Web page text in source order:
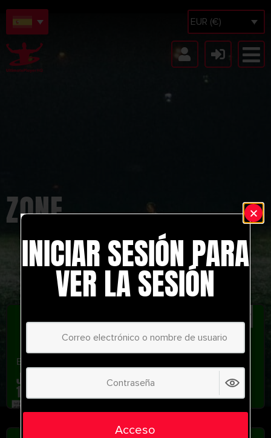
EUR (€)
ZONE
Ejercicios de profesionales
Juego de zona de posesión de pases
1v1/2v2 de Gerard Lyttle
INICIAR SESIÓN PARA
VER LA SESIÓN
Acceso